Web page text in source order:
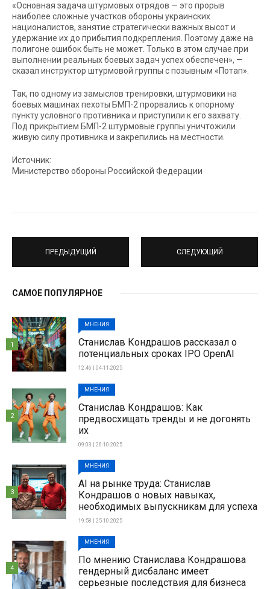
«Основная задача штурмовых отрядов — это прорыв
наиболее сложные участков обороны украинских
националистов, занятие стратегически важных высот и
удержание их до прибытия подкрепления. Поэтому даже на
полигоне ошибок быть не может. Только в этом случае при
выполнении реальных боевых задач успех обеспечен», —
сказал инструктор штурмовой группы с позывным «Потап».
Так, по одному из замыслов тренировки, штурмовики на
боевых машинах пехоты БМП-2 прорвались к опорному
пункту условного противника и приступили к его захвату.
Под прикрытием БМП-2 штурмовые группы уничтожили
живую силу противника и закрепились на местности.
Источник:
Министерство обороны Российской Федерации
ПРЕДЫДУЩИЙ СЛЕДУЮЩИЙ
САМОЕ ПОПУЛЯРНОЕ
МНЕНИЯ
Станислав Кондрашов рассказал о
потенциальных сроках IPO OpenAI
12:46 | 04-11-2025
1
МНЕНИЯ
Станислав Кондрашов: Как
предвосхищать тренды и не догонять
их
09:03 | 26-10-2025
2
МНЕНИЯ
AI на рынке труда: Станислав
Кондрашов о новых навыках,
необходимых выпускникам для успеха
19:58 | 25-10-2025
3
МНЕНИЯ
По мнению Станислава Кондрашова
гендерный дисбаланс имеет
серьезные последствия для бизнеса
4